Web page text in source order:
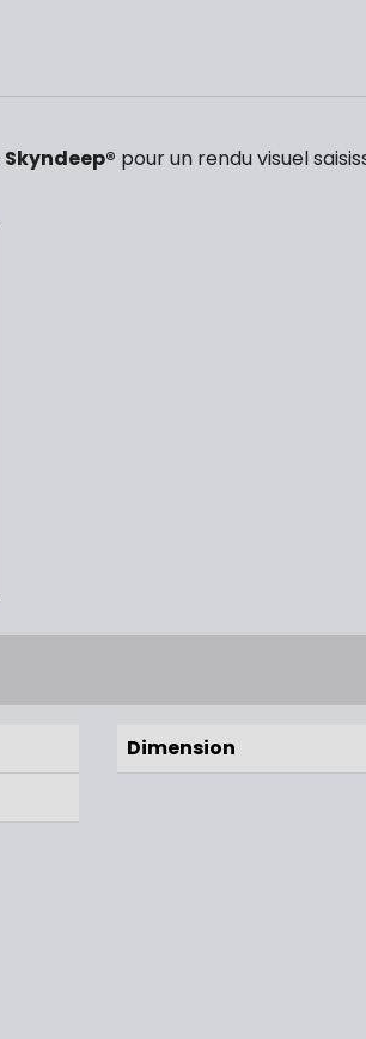
Skyndeep® pour un rendu visuel
Dimension